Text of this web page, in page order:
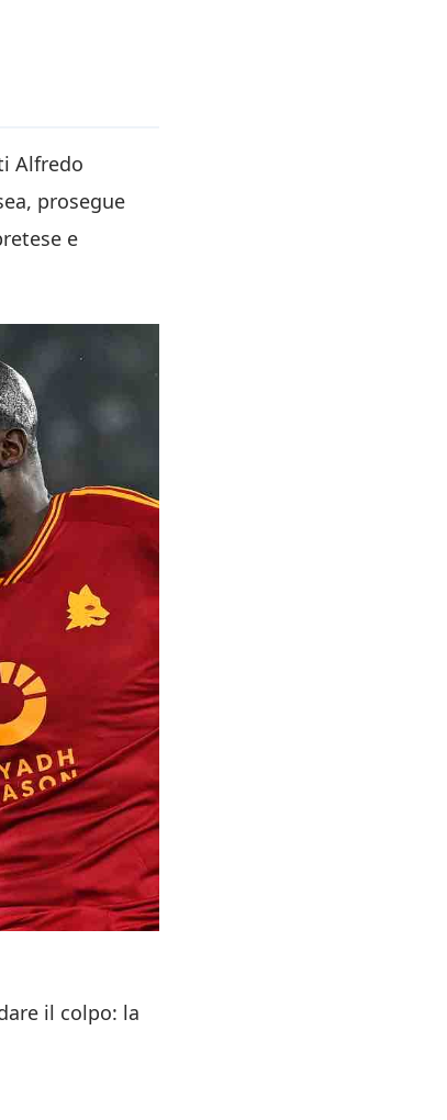
Alfredo
prosegue
e
il colpo: la